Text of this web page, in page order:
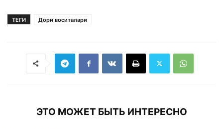
ТЕГИ Дори воситалари
ЭТО МОЖЕТ БЫТЬ ИНТЕРЕСНО